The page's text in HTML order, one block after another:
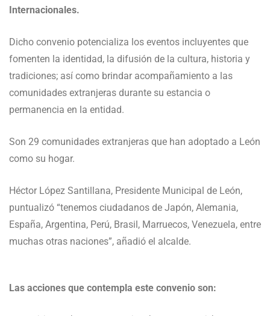
Internacionales.
Dicho convenio potencializa los eventos incluyentes que
fomenten la identidad, la difusión de la cultura, historia y
tradiciones; así como brindar acompañamiento a las
comunidades extranjeras durante su estancia o
permanencia en la entidad.
Son 29 comunidades extranjeras que han adoptado a León
como su hogar.
Héctor López Santillana, Presidente Municipal de León,
puntualizó “tenemos ciudadanos de Japón, Alemania,
España, Argentina, Perú, Brasil, Marruecos, Venezuela, entre
muchas otras naciones”, añadió el alcalde.
Las acciones que contempla este convenio son: